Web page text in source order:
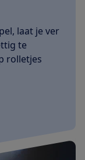
laat je ver
te
rolletjes